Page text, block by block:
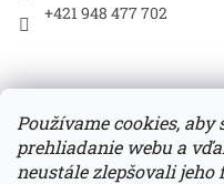
Používame cookies,
prehliadanie webu a
neustále zlepšovali
+421 948 477 702